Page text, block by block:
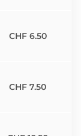
CHF 6.50
CHF 7.50